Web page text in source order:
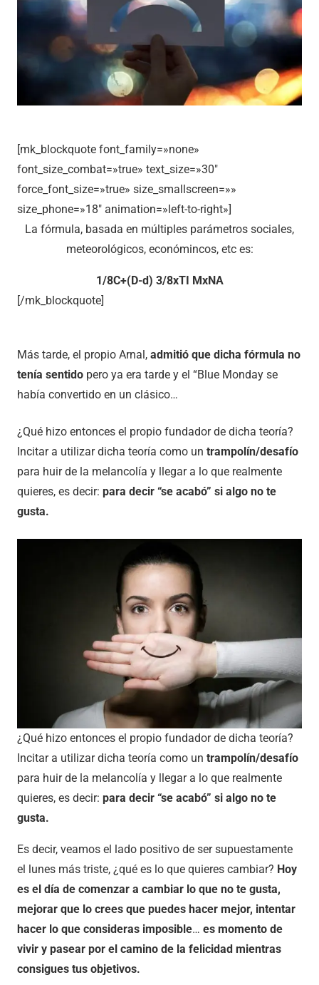
[mk_blockquote font_family=»none»
font_size_combat=»true» text_size=»30″
force_font_size=»true» size_smallscreen=»»
size_phone=»18″ animation=»left-to-right»]
La fórmula, basada en múltiples parámetros sociales,
meteorológicos, económincos, etc es:
1/8C+(D-d) 3/8xTI MxNA
[/mk_blockquote]
Más tarde, el propio Arnal, admitió que dicha fórmula no
tenía sentido pero ya era tarde y el “Blue Monday se
había convertido en un clásico…
¿Qué hizo entonces el propio fundador de dicha teoría?
Incitar a utilizar dicha teoría como un trampolín/desafío
para huir de la melancolía y llegar a lo que realmente
quieres, es decir: para decir “se acabó” si algo no te
gusta.
¿Qué hizo entonces el propio fundador de dicha teoría?
Incitar a utilizar dicha teoría como un trampolín/desafío
para huir de la melancolía y llegar a lo que realmente
quieres, es decir: para decir “se acabó” si algo no te
gusta.
Es decir, veamos el lado positivo de ser supuestamente
el lunes más triste, ¿qué es lo que quieres cambiar? Hoy
es el día de comenzar a cambiar lo que no te gusta,
mejorar que lo crees que puedes hacer mejor, intentar
hacer lo que consideras imposible… es momento de
vivir y pasear por el camino de la felicidad mientras
consigues tus objetivos.